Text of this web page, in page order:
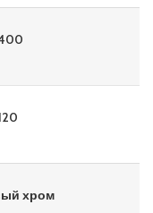
хром